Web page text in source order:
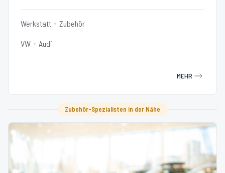
Werkstatt Zubehör
VW Audi
MEHR
Zubehör-Spezialisten in der Nähe